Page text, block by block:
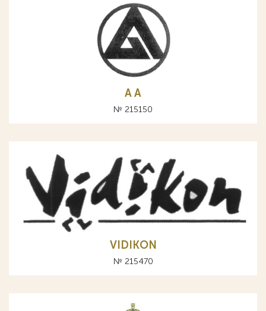
A А
№ 215150
VIDIKON
№ 215470